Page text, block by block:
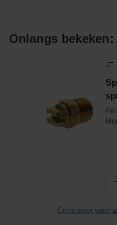
Onlangs bekeken:
Controleer